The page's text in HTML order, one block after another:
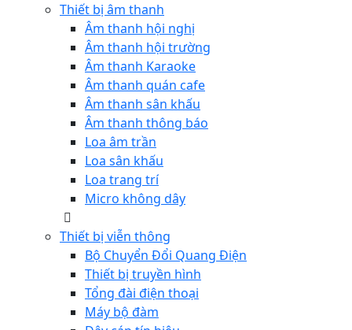
Thiết bị âm thanh
Âm thanh hội nghị
Âm thanh hội trường
Âm thanh Karaoke
Âm thanh quán cafe
Âm thanh sân khấu
Âm thanh thông báo
Loa âm trần
Loa sân khấu
Loa trang trí
Micro không dây
Thiết bị viễn thông
Bộ Chuyển Đổi Quang Điện
Thiết bị truyền hình
Tổng đài điện thoại
Máy bộ đàm